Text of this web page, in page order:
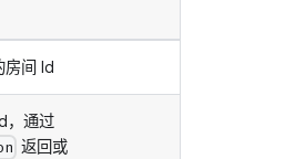
房间 Id
，通过
返回或